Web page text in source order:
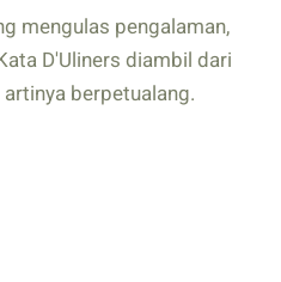
mengulas pengalaman,
D'Uliners diambil dari
artinya berpetualang.